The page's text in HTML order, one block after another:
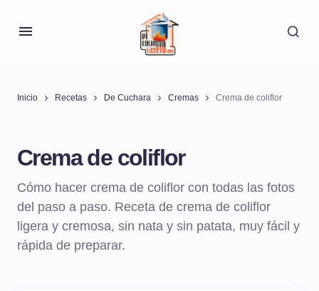
Inicio Recetas De Cuchara Cremas Crema de coliflor
Crema de coliflor
Cómo hacer crema de coliflor con todas las fotos
del paso a paso. Receta de crema de coliflor
ligera y cremosa, sin nata y sin patata, muy fácil y
rápida de preparar.